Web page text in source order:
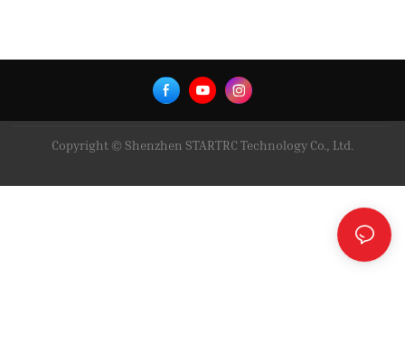
Copyright © Shenzhen STARTRC Technology Co., Ltd.